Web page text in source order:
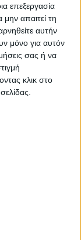
επεξεργασία
απαιτεί τη
αυτήν
μόνο για αυτόν
σας ή να
κλικ στο